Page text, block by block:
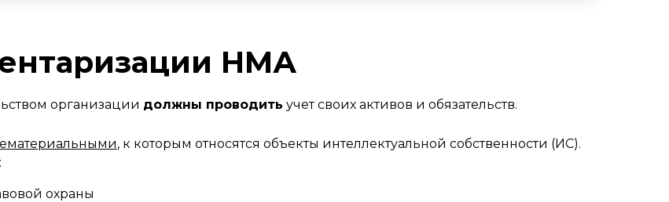
НМА
организации должны проводить учет своих активов и обязательств.
, к которым относятся объекты интеллектуальной собственности (ИС).
охраны